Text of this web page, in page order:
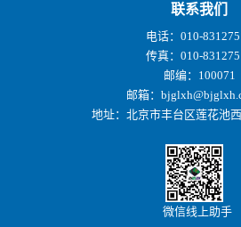
联系我们
电话：010-
传真：010-
邮编：100071
邮箱：
地址：北京市丰台区莲花池
微信线上助手